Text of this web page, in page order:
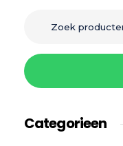
Categorieen